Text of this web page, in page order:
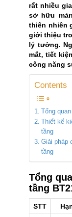
rất nhiều
sở hữu
thiên nhiên
giới thiệu
lý tưởng.
mắt, tiết
công năng
Contents
Tổng
Thiết kế
tầng
Giải pháp
tầng
Tổng
tầng
STT